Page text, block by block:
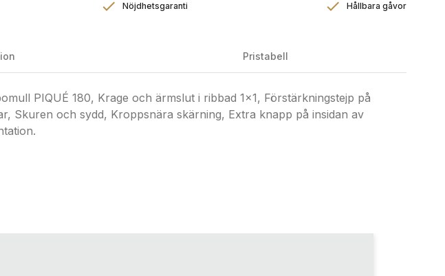
Nöjdhetsgaranti Hållbara gåvor
Pristabell
PIQUÉ 180, Krage och ärmslut i ribbad 1x1, Förstärkningstejp på
Skuren och sydd, Kroppsnära skärning, Extra knapp på insidan av